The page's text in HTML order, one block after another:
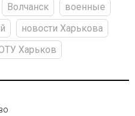
Волчанск
военные
новости Харькова
Харьков